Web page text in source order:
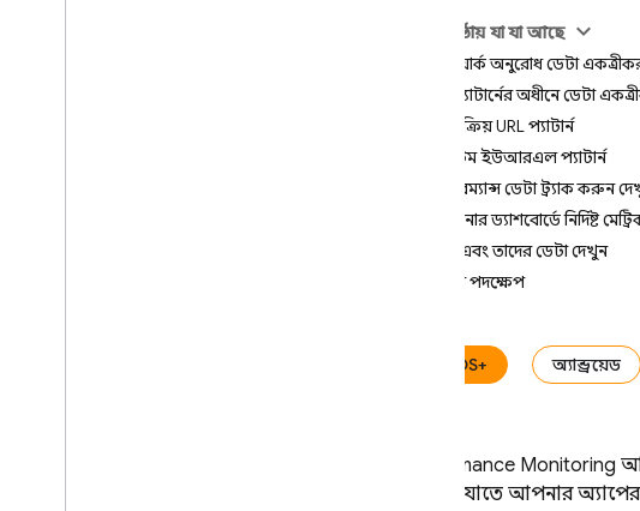
এই পৃষ্ঠায় যা যা আছে
নেটওয়ার্ক অনুরোধ ডেটা
URL প্যাটার্নের অধীনে ডেটা
স্বয়ংক্রিয় URL প্যাটার্ন
কাস্টম ইউআরএল প্যাটার্ন
পারফরম্যান্স ডেটা ট্র্যাক করুন,
আপনার ড্যাশবোর্ডে নির্দিষ্ট
চিহ্ন এবং তাদের ডেটা দেখুন
পরবর্তী পদক্ষেপ
iOS+ অ্যান্ড্রয়েড
Performance Monitoring
রিপোর্ট, যাতে আপনার